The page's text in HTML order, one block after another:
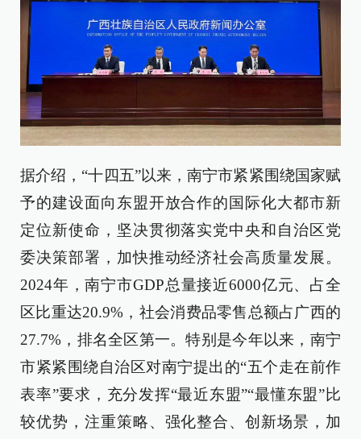
据介绍，“十四五”以来，南宁市紧紧围绕国家赋
予的建设面向东盟开放合作的国际化大都市新
定位新使命，坚决贯彻落实党中央和自治区党
委决策部署，加快推动经济社会高质量发展。
2024年，南宁市GDP总量接近6000亿元、占全
区比重达20.9%，社会消费品零售总额占广西的
27.7%，排名全区第一。特别是今年以来，南宁
市紧紧围绕自治区对南宁提出的“五个走在前作
表率”要求，充分发挥“最近东盟”“最懂东盟”比
较优势，注重策略、强化整合、创新场景，加